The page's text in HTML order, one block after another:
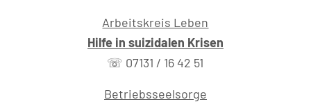
Arbeitskreis Leben
Hilfe in suizidalen Krisen
☏ 07131 / 16 42 51
Betriebsseelsorge